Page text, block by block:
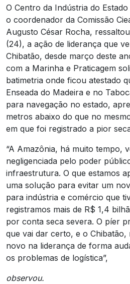
O Centro da Indústria do
o coordenador da Comissão
Augusto César Rocha,
(24), a ação de liderança que
Chibatão, desde março deste
com a Marinha e Praticagem
batimetria onde ficou atestado
Enseada do Madeira e no
para navegação no estado,
metros abaixo do que no
em que foi registrado a pior
“A Amazônia, há muito tempo,
negligenciada pelo poder
infraestrutura. O que estamos
uma solução para evitar um
para indústria e comércio que
registramos mais de R$ 1,4
por conta seca severa. O píer
que vai dar certo, e o Chibatão,
novo na liderança de forma
os problemas de logística”,
observou.